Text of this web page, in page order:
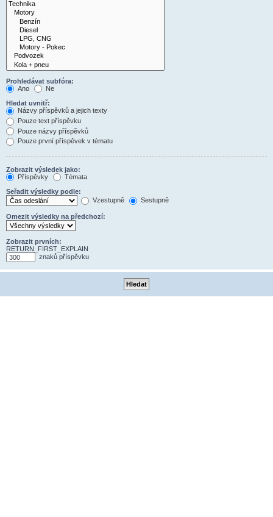
Prohledávat subfóra:
Ano
Ne
Hledat uvnitř:
Názvy příspěvků a jejich texty
Pouze text příspěvku
Pouze názvy příspěvků
Pouze první příspěvek v tématu
Zobrazit výsledek jako:
Příspěvky
Témata
Seřadit výsledky podle:
Vzestupně
Sestupně
Omezit výsledky na předchozí:
Zobrazit prvních:
RETURN_FIRST_EXPLAIN
znaků příspěvku